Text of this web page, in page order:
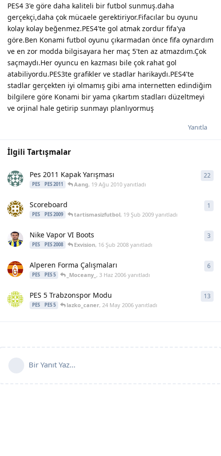
PES4 3'e göre daha kaliteli bir futbol sunmuş.daha
gerçekçi,daha çok mücaele gerektiriyor.Fifacılar bu oyunu
kolay kolay beğenmez.PES4'te gol atmak zordur fifa'ya
göre.Ben Konami futbol oyunu çıkarmadan önce fifa oynardım
ve en zor modda bilgisayara her maç 5'ten az atmazdım.Çok
saçmaydı.Her oyuncu en kazması bile çok rahat gol
atabiliyordu.PES3te grafikler ve stadlar harikaydı.PES4'te
stadlar gerçekten iyi olmamış gibi ama internetten edindiğim
bilgilere göre Konami bir yama çıkartım stadları düzeltmeyi
ve orjinal hale getirip sunmayı planlıyormuş
Yanıtla
İlgili Tartışmalar
Pes 2011 Kapak Yarışması
PES PES 2011 Aang, 19 Ağu 2010yanıtladı
22
Scoreboard
PES PES 2009 tartismasizfutbol, 19 Şub 2009yanıtladı
1
Nike Vapor VI Boots
PES PES 2008 Exvision, 16 Şub 2008yanıtladı
3
Alperen Forma Çalışmaları
PES PES 5 _Moceany_ , 3 Haz 2006yanıtladı
6
PES 5 Trabzonspor Modu
PES PES 5 lazko_caner, 24 May 2006yanıtladı
13
Bir Yanıt Yaz...